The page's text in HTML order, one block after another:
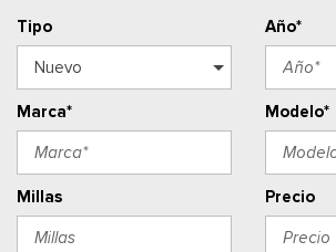
Tipo Año*
Marca* Modelo*
Millas Precio